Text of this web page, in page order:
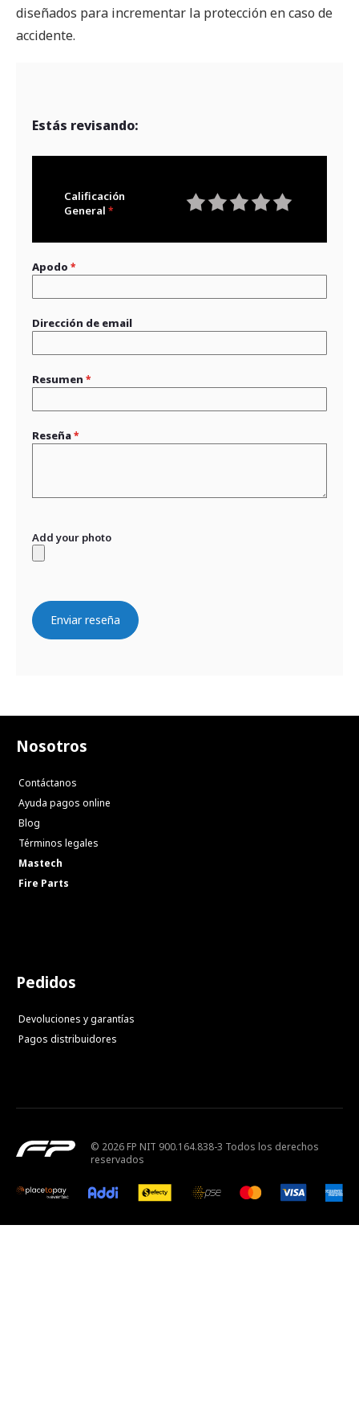
diseñados para incrementar la protección en caso de
accidente.
Estás revisando:
Calificación
General
Apodo
Dirección de email
Resumen
Reseña
Add your photo
Enviar reseña
Nosotros
Contáctanos
Ayuda pagos online
Blog
Términos legales
Mastech
Fire Parts
Pedidos
Devoluciones y garantías
Pagos distribuidores
© 2026 FP NIT 900.164.838-3 Todos los derechos
reservados